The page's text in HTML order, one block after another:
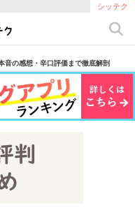
シッテク
音の感想・辛口評価まで徹底解剖